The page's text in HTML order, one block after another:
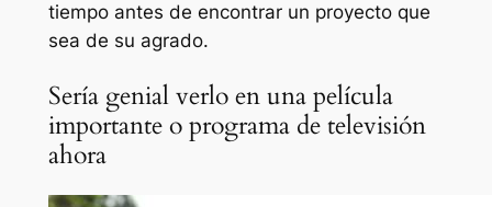
tiempo antes de encontrar un proyecto que
sea de su agrado.
Sería genial verlo en una película
importante o programa de televisión
ahora